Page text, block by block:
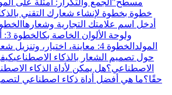
خطوة بخطوة لإنشاء شعارك التقني
أدخل اسم علامتك التجارية وشعارها
ولوحة الألوان الخاصة بك
المولد الخطوة 4: معاينة، اختيار، وتنزيل شعارك
حول تصميم الشعار بالذكاء الاصطناعي
الاصطناعي؟هل يمكن لأداة الذكاء
حقًا؟ما هي أفضل أداة ذكاء اصطناعي